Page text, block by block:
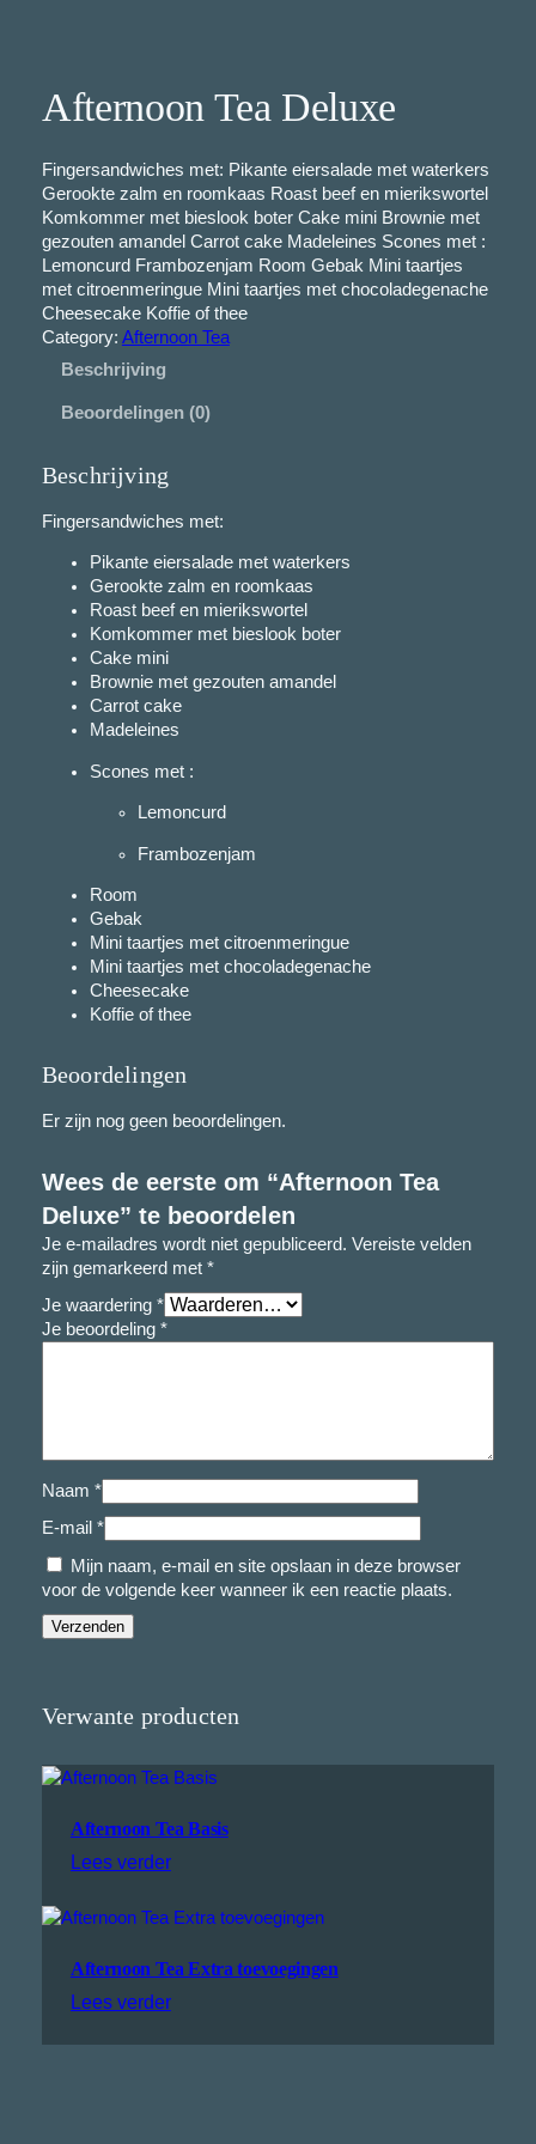
Afternoon Tea Deluxe
Fingersandwiches met: Pikante eiersalade met waterkers
Gerookte zalm en roomkaas Roast beef en mierikswortel
Komkommer met bieslook boter Cake mini Brownie met
gezouten amandel Carrot cake Madeleines Scones met :
Lemoncurd Frambozenjam Room Gebak Mini taartjes
met citroenmeringue Mini taartjes met chocoladegenache
Cheesecake Koffie of thee
Category: Afternoon Tea
Beschrijving
Beoordelingen (0)
Beschrijving
Fingersandwiches met:
Pikante eiersalade met waterkers
Gerookte zalm en roomkaas
Roast beef en mierikswortel
Komkommer met bieslook boter
Cake mini
Brownie met gezouten amandel
Carrot cake
Madeleines
Scones met :
Lemoncurd
Frambozenjam
Room
Gebak
Mini taartjes met citroenmeringue
Mini taartjes met chocoladegenache
Cheesecake
Koffie of thee
Beoordelingen
Er zijn nog geen beoordelingen.
Wees de eerste om “Afternoon Tea
Deluxe” te beoordelen
Je e-mailadres wordt niet gepubliceerd. Vereiste velden
zijn gemarkeerd met *
Je waardering *
Je beoordeling *
Naam *
E-mail *
Mijn naam, e-mail en site opslaan in deze browser
voor de volgende keer wanneer ik een reactie plaats.
Verwante producten
Afternoon Tea Basis
Lees verder
Afternoon Tea Extra toevoegingen
Lees verder